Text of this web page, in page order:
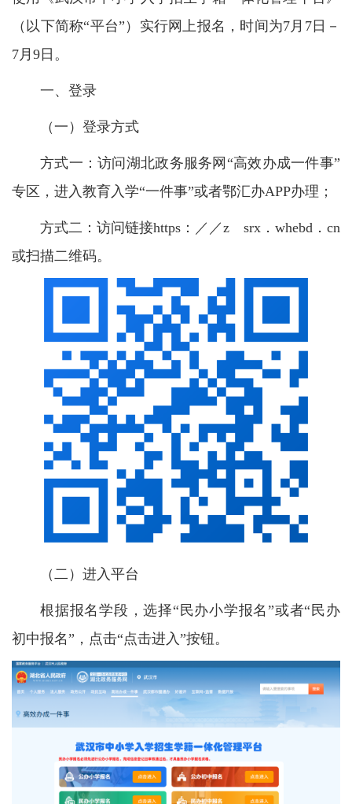
（以下简称“平台”）实行网上报名，时间为7月7日－
7月9日。
一、登录
（一）登录方式
方式一：访问湖北政务服务网“高效办成一件事”
专区，进入教育入学“一件事”或者鄂汇办APP办理；
方式二：访问链接https：／／z srx．whebd．cn
或扫描二维码。
（二）进入平台
根据报名学段，选择“民办小学报名”或者“民办
初中报名”，点击“点击进入”按钮。